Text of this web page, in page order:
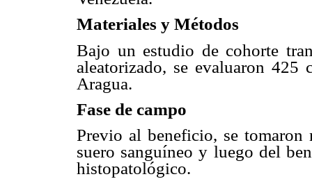
Materiales y Métodos
Bajo un estudio de cohorte
aleatorizado, se evaluaron
Aragua.
Fase de campo
Previo al beneficio, se tomaron
suero sanguíneo y luego del
histopatológico.